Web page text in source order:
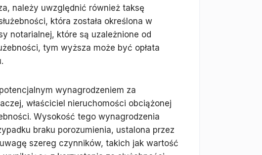
należy uwzględnić również taksę
która została określona w
notarialnej, które są uzależnione od
tym wyższa może być opłata
wynagrodzeniem za
właściciel nieruchomości obciążonej
Wysokość tego wynagrodzenia
braku porozumienia, ustalona przez
szereg czynników, takich jak wartość